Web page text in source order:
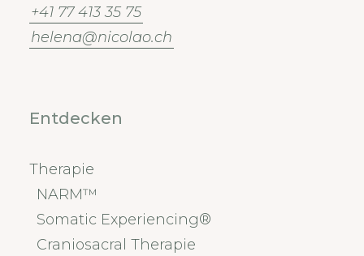
+41 77 413 35 75
helena@nicolao.ch
Entdecken
Therapie
NARM™
Somatic Experiencing®
Craniosacral Therapie